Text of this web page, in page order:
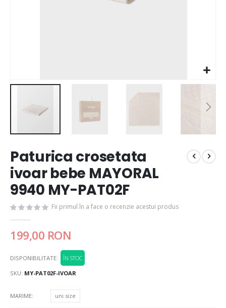
Paturica crosetata
ivoar bebe MAYORAL
9940 MY-PAT02F
Fii primul în a face o recenzie acestui produs
199,00 RON
DISPONIBILITATE:
ÎN STOC
SKU MY-PAT02F-IVOAR
MARIME uni size